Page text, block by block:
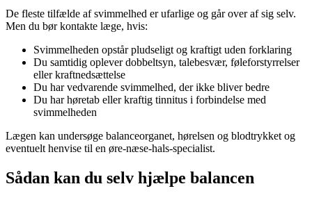
De fleste tilfælde af svimmelhed er ufarlige og går over af sig selv.
Men du bør kontakte læge, hvis:
Svimmelheden opstår pludseligt og kraftigt uden forklaring
Du samtidig oplever dobbeltsyn, talebesvær, føleforstyrrelser
eller kraftnedsættelse
Du har vedvarende svimmelhed, der ikke bliver bedre
Du har høretab eller kraftig tinnitus i forbindelse med
svimmelheden
Lægen kan undersøge balanceorganet, hørelsen og blodtrykket og
eventuelt henvise til en øre-næse-hals-specialist.
Sådan kan du selv hjælpe balancen